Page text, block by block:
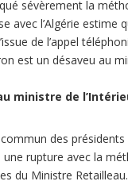
sévèrement la
avec l’Algérie estime
de l’appel
est un désaveu au
ministre de
des
rupture avec la
du Ministre Retailleau.